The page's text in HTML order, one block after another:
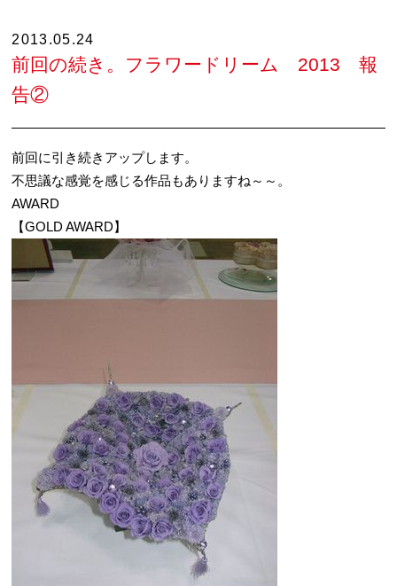
2013.05.24
前回の続き。フラワードリーム 2013 報
告②
前回に引き続きアップします。
不思議な感覚を感じる作品もありますね～～。
AWARD
【GOLD AWARD】